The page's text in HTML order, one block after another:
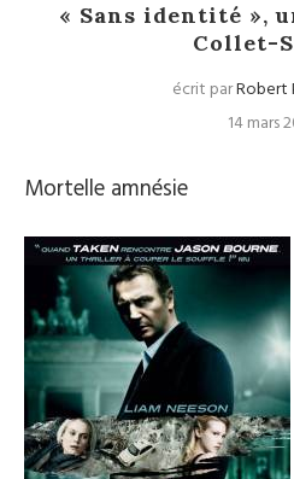
« Sans identité »,
Collet-
écrit parRobert
14 mars
Mortelle amnésie